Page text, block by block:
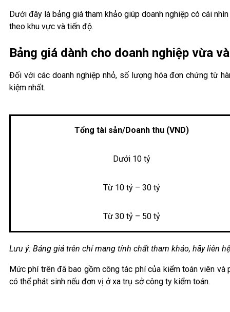
Dưới đây là bảng giá tham khảo giúp doanh nghiệp có cái
theo khu vực và tiến độ.
Bảng giá dành cho doanh nghiệp vừa
Đối với các doanh nghiệp nhỏ, số lượng hóa đơn chứng từ
kiệm nhất.
Tổng tài sản/Doanh thu (VND)
Dưới 10 tỷ
Từ 10 tỷ – 30 tỷ
Từ 30 tỷ – 50 tỷ
Lưu ý: Bảng giá trên chỉ mang tính chất tham khảo, hãy liên
Mức phí trên đã bao gồm công tác phí của kiểm toán viên và
có thể phát sinh nếu đơn vị ở xa trụ sở công ty kiểm toán.